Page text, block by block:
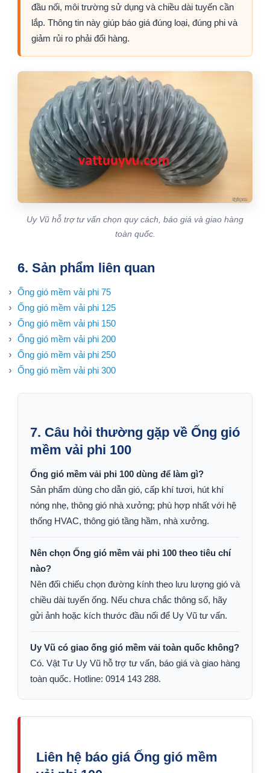
đầu nối, môi trường sử dụng và chiều dài tuyến cần
lắp. Thông tin này giúp báo giá đúng loại, đúng phi và
giảm rủi ro phải đổi hàng.
Uy Vũ hỗ trợ tư vấn chọn quy cách, báo giá và giao hàng
toàn quốc.
6. Sản phẩm liên quan
Ống gió mềm vải phi 75
Ống gió mềm vải phi 125
Ống gió mềm vải phi 150
Ống gió mềm vải phi 200
Ống gió mềm vải phi 250
Ống gió mềm vải phi 300
7. Câu hỏi thường gặp về Ống gió
mềm vải phi 100
Ống gió mềm vải phi 100 dùng để làm gì?
Sản phẩm dùng cho dẫn gió, cấp khí tươi, hút khí
nóng nhẹ, thông gió nhà xưởng; phù hợp nhất với hệ
thống HVAC, thông gió tầng hầm, nhà xưởng.
Nên chọn Ống gió mềm vải phi 100 theo tiêu chí
nào?
Nên đối chiếu chọn đường kính theo lưu lượng gió và
chiều dài tuyến ống. Nếu chưa chắc thông số, hãy
gửi ảnh hoặc kích thước đầu nối để Uy Vũ tư vấn.
Uy Vũ có giao ống gió mềm vải toàn quốc không?
Có. Vật Tư Uy Vũ hỗ trợ tư vấn, báo giá và giao hàng
toàn quốc. Hotline: 0914 143 288.
Liên hệ báo giá Ống gió mềm